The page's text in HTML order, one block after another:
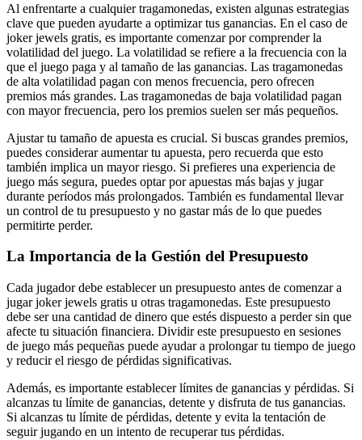
Al enfrentarte a cualquier tragamonedas, existen algunas estrategias
clave que pueden ayudarte a optimizar tus ganancias. En el caso de
joker jewels gratis, es importante comenzar por comprender la
volatilidad del juego. La volatilidad se refiere a la frecuencia con la
que el juego paga y al tamaño de las ganancias. Las tragamonedas
de alta volatilidad pagan con menos frecuencia, pero ofrecen
premios más grandes. Las tragamonedas de baja volatilidad pagan
con mayor frecuencia, pero los premios suelen ser más pequeños.
Ajustar tu tamaño de apuesta es crucial. Si buscas grandes premios,
puedes considerar aumentar tu apuesta, pero recuerda que esto
también implica un mayor riesgo. Si prefieres una experiencia de
juego más segura, puedes optar por apuestas más bajas y jugar
durante períodos más prolongados. También es fundamental llevar
un control de tu presupuesto y no gastar más de lo que puedes
permitirte perder.
La Importancia de la Gestión del Presupuesto
Cada jugador debe establecer un presupuesto antes de comenzar a
jugar joker jewels gratis u otras tragamonedas. Este presupuesto
debe ser una cantidad de dinero que estés dispuesto a perder sin que
afecte tu situación financiera. Dividir este presupuesto en sesiones
de juego más pequeñas puede ayudar a prolongar tu tiempo de juego
y reducir el riesgo de pérdidas significativas.
Además, es importante establecer límites de ganancias y pérdidas. Si
alcanzas tu límite de ganancias, detente y disfruta de tus ganancias.
Si alcanzas tu límite de pérdidas, detente y evita la tentación de
seguir jugando en un intento de recuperar tus pérdidas.